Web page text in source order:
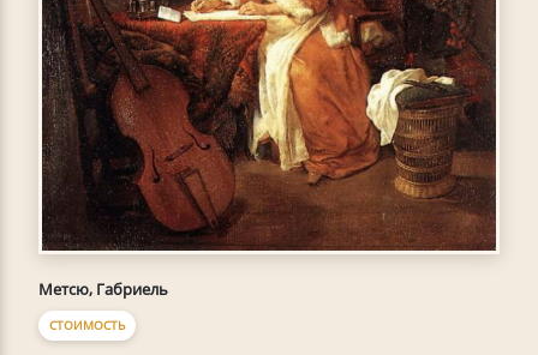
Метсю, Габриель
СТОИМОСТЬ